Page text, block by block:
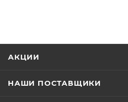
АКЦИИ
НАШИ ПОСТАВЩИКИ